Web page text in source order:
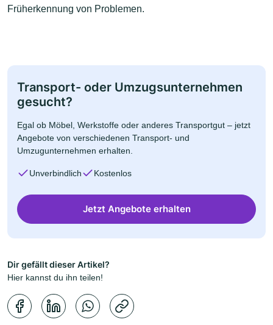
Früherkennung von Problemen.
Transport- oder Umzugsunternehmen
gesucht?
Egal ob Möbel, Werkstoffe oder anderes Transportgut – jetzt
Angebote von verschiedenen Transport- und
Umzugunternehmen erhalten.
Unverbindlich Kostenlos
Jetzt Angebote erhalten
Dir gefällt dieser Artikel?
Hier kannst du ihn teilen!